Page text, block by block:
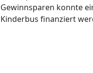
Gewinnsparen konnte
Kinderbus finanziert